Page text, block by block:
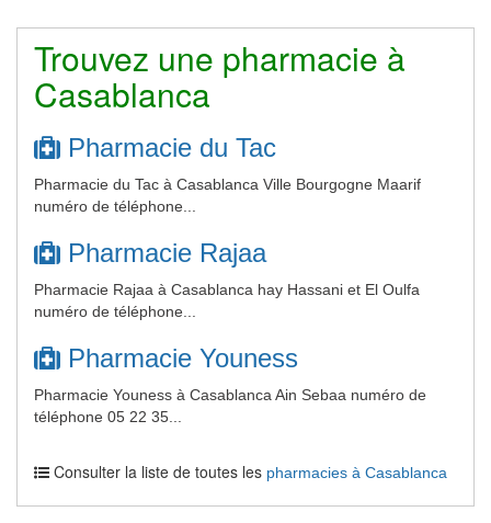
Trouvez une pharmacie à
Casablanca
Pharmacie du Tac
Pharmacie du Tac à Casablanca Ville Bourgogne Maarif
numéro de téléphone...
Pharmacie Rajaa
Pharmacie Rajaa à Casablanca hay Hassani et El Oulfa
numéro de téléphone...
Pharmacie Youness
Pharmacie Youness à Casablanca Ain Sebaa numéro de
téléphone 05 22 35...
Consulter la liste de toutes les pharmacies à Casablanca